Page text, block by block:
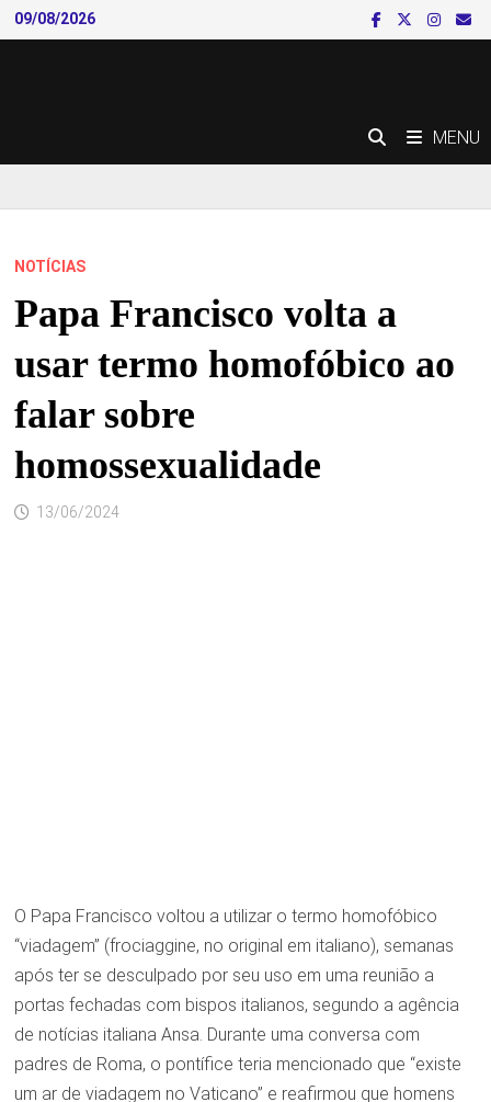
Skip
to
09/08/2026
MENU
NOTÍCIAS
Papa Francisco volta a
usar termo homofóbico ao
falar sobre
homossexualidade
13/06/2024
O Papa Francisco voltou a utilizar o termo homofóbico
“viadagem” (frociaggine, no original em italiano), semanas
após ter se desculpado por seu uso em uma reunião a
portas fechadas com bispos italianos, segundo a agência
de notícias italiana Ansa. Durante uma conversa com
padres de Roma, o pontífice teria mencionado que “existe
um ar de viadagem no Vaticano” e reafirmou que homens